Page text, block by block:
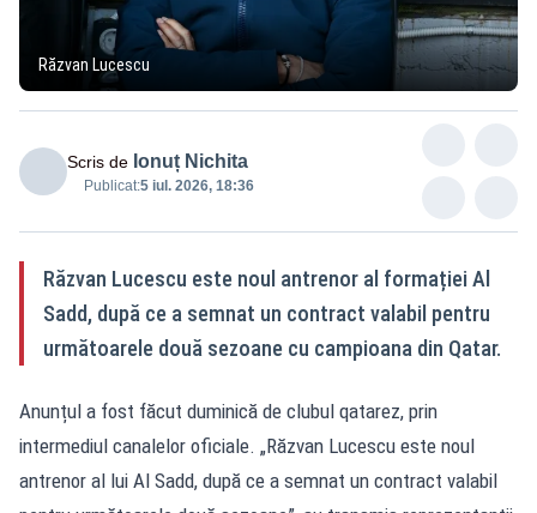
Răzvan Lucescu
Scris de Ionuț Nichita
Publicat:5 iul. 2026, 18:36
Răzvan Lucescu este noul antrenor al formației Al
Sadd, după ce a semnat un contract valabil pentru
următoarele două sezoane cu campioana din Qatar.
Anunțul a fost făcut duminică de clubul qatarez, prin
intermediul canalelor oficiale. „Răzvan Lucescu este noul
antrenor al lui Al Sadd, după ce a semnat un contract valabil